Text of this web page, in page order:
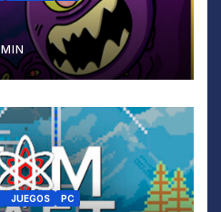
JUEGOS PC